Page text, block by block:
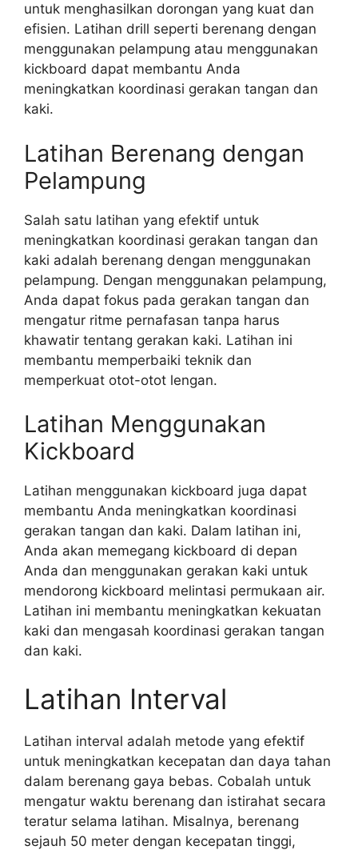
untuk menghasilkan dorongan yang kuat dan
efisien. Latihan drill seperti berenang dengan
menggunakan pelampung atau menggunakan
kickboard dapat membantu Anda
meningkatkan koordinasi gerakan tangan dan
kaki.
Latihan Berenang dengan
Pelampung
Salah satu latihan yang efektif untuk
meningkatkan koordinasi gerakan tangan dan
kaki adalah berenang dengan menggunakan
pelampung. Dengan menggunakan pelampung,
Anda dapat fokus pada gerakan tangan dan
mengatur ritme pernafasan tanpa harus
khawatir tentang gerakan kaki. Latihan ini
membantu memperbaiki teknik dan
memperkuat otot-otot lengan.
Latihan Menggunakan
Kickboard
Latihan menggunakan kickboard juga dapat
membantu Anda meningkatkan koordinasi
gerakan tangan dan kaki. Dalam latihan ini,
Anda akan memegang kickboard di depan
Anda dan menggunakan gerakan kaki untuk
mendorong kickboard melintasi permukaan air.
Latihan ini membantu meningkatkan kekuatan
kaki dan mengasah koordinasi gerakan tangan
dan kaki.
Latihan Interval
Latihan interval adalah metode yang efektif
untuk meningkatkan kecepatan dan daya tahan
dalam berenang gaya bebas. Cobalah untuk
mengatur waktu berenang dan istirahat secara
teratur selama latihan. Misalnya, berenang
sejauh 50 meter dengan kecepatan tinggi,